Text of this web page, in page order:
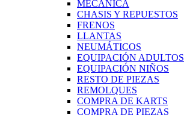
MECANICA
CHASIS Y REPUESTOS
FRENOS
LLANTAS
NEUMÁTICOS
EQUIPACIÓN ADULTOS
EQUIPACIÓN NIÑOS
RESTO DE PIEZAS
REMOLQUES
COMPRA DE KARTS
COMPRA DE PIEZAS